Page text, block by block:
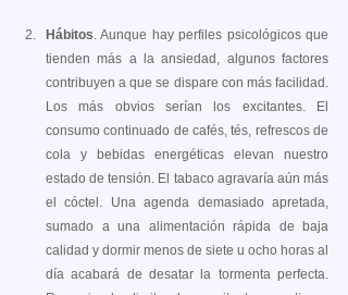
Hábitos. Aunque hay perfiles psicológicos que
tienden más a la ansiedad, algunos factores
contribuyen a que se dispare con más facilidad.
Los más obvios serían los excitantes. El
consumo continuado de cafés, tés, refrescos de
cola y bebidas energéticas elevan nuestro
estado de tensión. El tabaco agravaría aún más
el cóctel. Una agenda demasiado apretada,
sumado a una alimentación rápida de baja
calidad y dormir menos de siete u ocho horas al
día acabará de desatar la tormenta perfecta.